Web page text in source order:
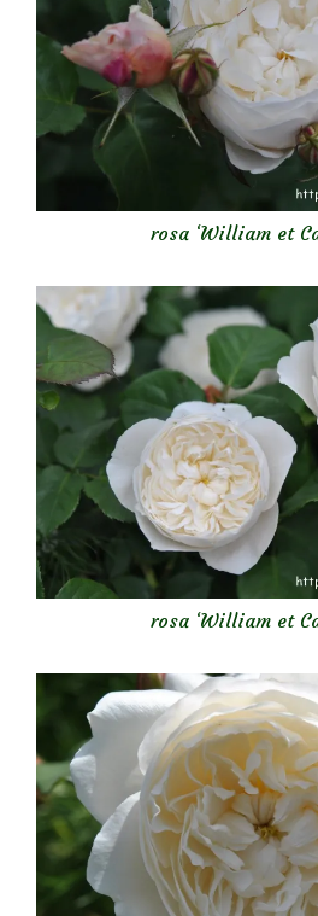
rosa ‘William et
rosa ‘William et